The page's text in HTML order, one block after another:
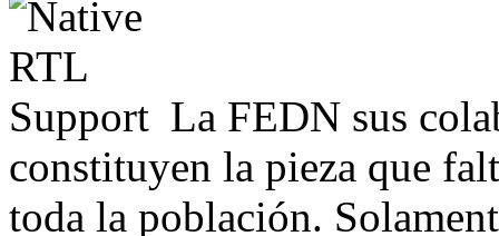
La FEDN sus
constituyen la pieza que
toda la población.